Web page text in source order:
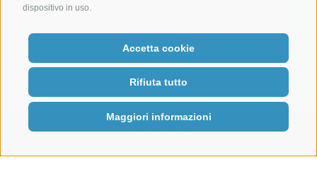
dispositivo in uso.
Accetta cookie
Rifiuta tutto
Maggiori informazioni
Richiesta